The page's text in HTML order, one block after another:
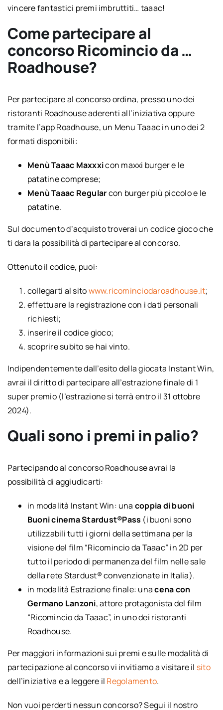
vincere fantastici premi imbruttiti… taaac!
Come partecipare al
concorso Ricomincio da …
Roadhouse?
Per partecipare al concorso ordina, presso uno dei
ristoranti Roadhouse aderenti all’iniziativa oppure
tramite l’app Roadhouse, un Menu Taaac in uno dei 2
formati disponibili:
Menù Taaac Maxxxicon maxxi burger e le
patatine comprese;
Menù Taaac Regularcon burger più piccolo e le
patatine.
Sul documento d’acquisto troverai un codice gioco che
ti dara la possibilità di partecipare al concorso.
Ottenuto il codice, puoi:
collegarti al sitowww.ricominciodaroadhouse.it;
effettuare la registrazione con i dati personali
richiesti;
inserire il codice gioco;
scoprire subito se hai vinto.
Indipendentemente dall’esito della giocata Instant Win,
avrai il diritto di partecipare all’estrazione finale di 1
super premio (l’estrazione si terrà entro il 31 ottobre
2024).
Quali sono i premi in palio?
Partecipando al concorso Roadhouse avrai la
possibilità di aggiudicarti:
in modalità Instant Win: una coppia di buoni
Buoni cinema Stardust®Pass (i buoni sono
utilizzabili tutti i giorni della settimana per la
visione del film “Ricomincio da Taaac” in 2D per
tutto il periodo di permanenza del film nelle sale
della rete Stardust® convenzionate in Italia).
in modalità Estrazione finale: unacena con
Germano Lanzoni, attore protagonista del film
“Ricomincio da Taaac”, in uno dei ristoranti
Roadhouse.
Per maggiori informazioni sui premi e sulle modalità di
partecipazione al concorso vi invitiamo a visitare il sito
dell’iniziativa e a leggere il Regolamento.
Non vuoi perderti nessun concorso? Segui il nostro